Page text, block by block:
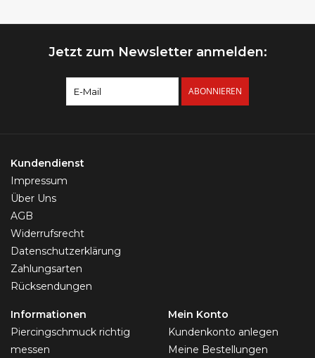
Jetzt zum Newsletter anmelden:
ABONNIEREN
Kundendienst
Impressum
Über Uns
AGB
Widerrufsrecht
Datenschutzerklärung
Zahlungsarten
Rücksendungen
Informationen
Piercingschmuck richtig
messen
Mein Konto
Kundenkonto anlegen
Meine Bestellungen